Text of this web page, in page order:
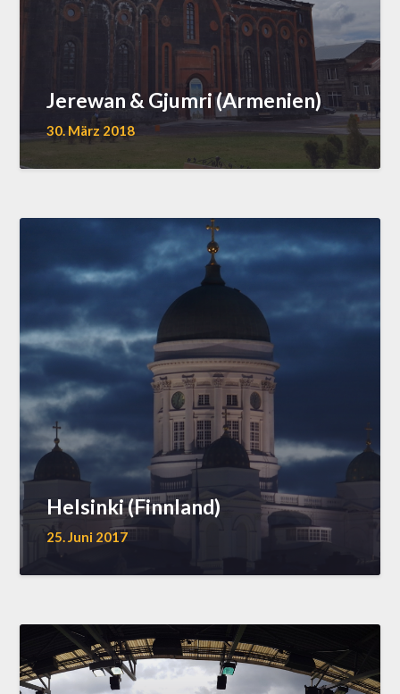
Jerewan & Gjumri (Armenien)
30. März 2018
Helsinki (Finnland)
25. Juni 2017